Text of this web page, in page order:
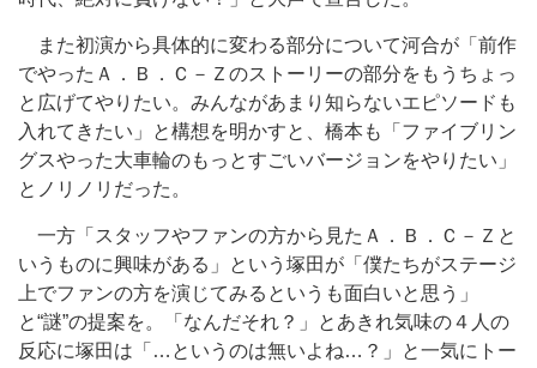
また初演から具体的に変わる部分について河合が「前作
でやったＡ．Ｂ．Ｃ－Ｚのストーリーの部分をもうちょっ
と広げてやりたい。みんながあまり知らないエピソードも
入れてきたい」と構想を明かすと、橋本も「ファイブリン
グスやった大車輪のもっとすごいバージョンをやりたい」
とノリノリだった。
一方「スタッフやファンの方から見たＡ．Ｂ．Ｃ－Ｚと
いうものに興味がある」という塚田が「僕たちがステージ
上でファンの方を演じてみるというも面白いと思う」
と“謎”の提案を。「なんだそれ？」とあきれ気味の４人の
反応に塚田は「…というのは無いよね…？」と一気にトー